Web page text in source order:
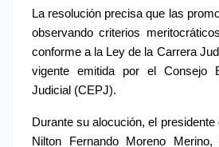
La resolución precisa que las
observando criterios
conforme a la Ley de la Carrera
vigente emitida por el Consejo
Judicial (CEPJ).
Durante su alocución, el
Nilton Fernando Moreno